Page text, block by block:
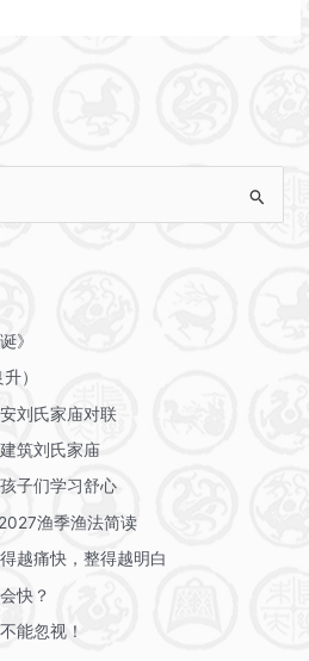
》
）
刘氏家庙对联
筑刘氏家庙
子们学习舒心
渔季渔法简读
越痛快，整得越明白
快？
能忽视！